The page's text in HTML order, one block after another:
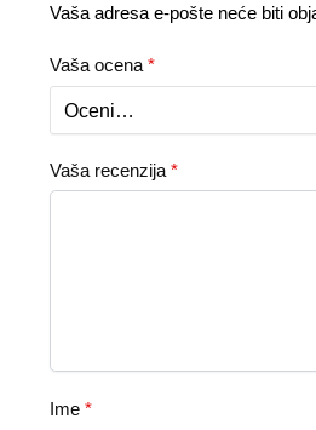
Vaša adresa e-pošte neće biti
Vaša ocena *
Vaša recenzija *
Ime *